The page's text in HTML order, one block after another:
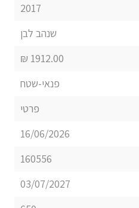
2017
שנהב לבן
1912.00 ₪
פנאי-שטח
פרטי
16/06/2026
160556
03/07/2027